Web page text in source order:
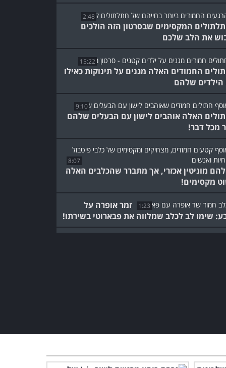
2:48
המקסימים שבסרטון הזה הולכים
את הלב שלכם
15:22
החמודים האלה מגנים על תינוקות כאילו
שלהם
9:10
האלה אוהבים לישון עם הבעלים שלהם
מכל דבר!
8:07
מוניטין אכזרי, אך מתברר שהכלבים האלה
מקסימים!
1:23
זמר אופרה על
שימו לב לכלב שמלווה את פבארוטי בשירתו!
רואים קצת בוץ הם פשוט
משתגעים!